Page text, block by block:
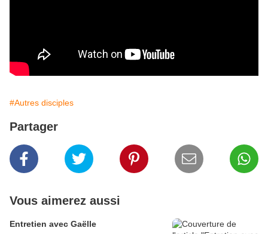
#Autres disciples
Partager
Vous aimerez aussi
Entretien avec Gaëlle